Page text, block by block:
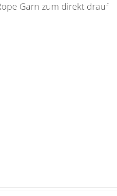
Garn zum direkt drauf